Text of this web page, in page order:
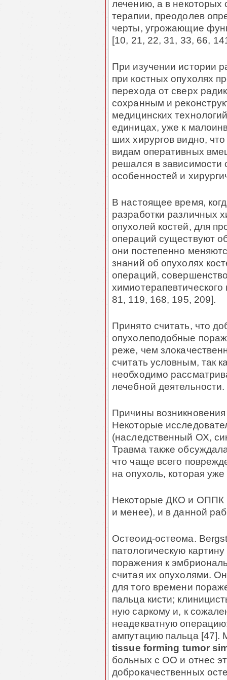
лечению, а в неко­то­рых
терапии, преодолев
черты, угрожающие
[10, 21, 22, 31, 33, 66,
При изучении истории
при костных опухолях
перехода от сверх
сохранным и
медицинских
единицах, уже к
ших хирургов видно,
видам оперативных
решался в зависи­мос­ти
особенностей и
В настоящее время,
разработки различных
опухолей костей, для
операций существуют
они постепенно
зна­ний об опухолях
операций,
81, 119,­ 168, 195,­­ 209].
Принято считать, что
опухолеподобные
реже, чем
считать условным, так
необходимо
лечебной деятель­ности.
Причины
Некоторые
(наследственный ОХ,
Травма также
что чаще всего
на опухоль, которая
Некоторые ДКО и ОППК
и менее), и в данной
Остеоид-остеома.
патологическую
поражения к
считая их опухолями.
для того времени
пальца кисти;
ную саркому и, к
неадекватную
ампутацию пальца [47].
tissue forming tumor
больных с ОО и отнес
доброкачественных